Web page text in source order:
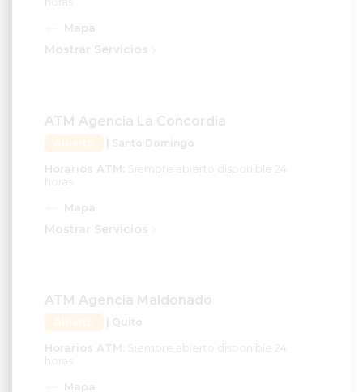
Mapa
Mostrar Servicios
Abierto | Santo Domingo
Horarios ATM:Siempre abierto disponible 24
Mapa
Mostrar Servicios
Abierto | Quito
Horarios ATM:Siempre abierto disponible 24
Mapa
Mostrar Servicios